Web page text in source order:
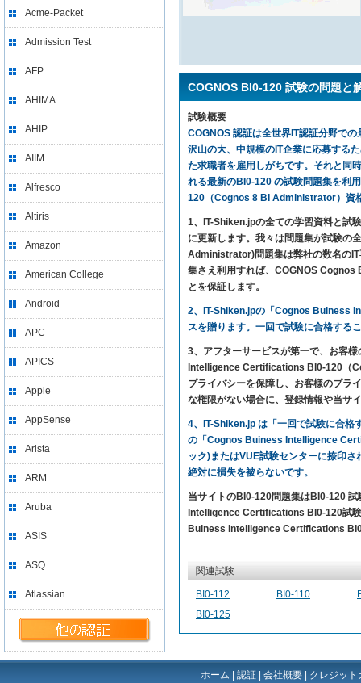
Acme-Packet
Admission Test
AFP
AHIMA
AHIP
AIIM
Alfresco
Altiris
Amazon
American College
Android
APC
APICS
Apple
AppSense
Arista
ARM
Aruba
ASIS
ASQ
Atlassian
COGNOS BI0-120 試験の問題と
試験概要
COGNOS 認証は全世界IT認証分野で
沢山の大、中規模のIT企業に応募する
た求職者を雇用しがちです。それと同
れる最新のBI0-120 の試験問題集を利
120（Cognos 8 BI Administrator）資
1、IT-Shiken.jpの全ての学習資料と試
に更新します。我々は問題集が試験の
Administrator)問題集は弊社の数名のIT
集さえ利用すれば、COGNOS
とを保証します。
2、IT-Shiken.jpの「Cognos Buiness
スを贈ります。一回で試験に合格する
3、アフターサービスが第一で、お客
Intelligence Certifications BI0-120（
プライバシーを保障し、お客様のプラ
な権限がない場合に、登録情報や当サ
4、IT-Shiken.jp は「一回で試験に合格
の「Cognos Buiness Intelligence
ック)またはVUE試験センターに捺印
絶対に損失を被らないです。
当サイトのBI0-120問題集はBI0-120
Intelligence Certifications BI0-120試
Buiness Intelligence Certifications
関連試験
BI0-112 BI0-110
BI0-125
ホーム 認証 会社概要 クレジッ